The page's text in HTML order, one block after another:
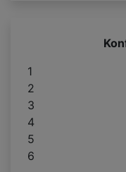
1
2
3
4
5
6